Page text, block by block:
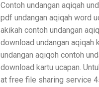
Contoh undangan aqiqah
pdf undangan aqiqah word
akikah contoh undangan
download undangan aqiqah
undangan aqiqoh contoh
download kartu ucapan.
at free file sharing service